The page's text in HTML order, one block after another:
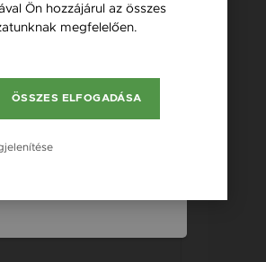
Ön hozzájárul az összes
megfelelően.
ÖSSZES ELFOGADÁSA